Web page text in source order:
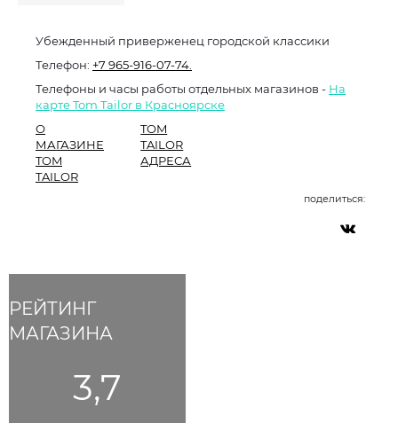
РЕЙТИНГ
МАГАЗИНА
3,7
Убежденный приверженец городской классики
Телефон: +7 965-916-07-74.
Телефоны и часы работы отдельных магазинов - На
карте Tom Tailor в Красноярске
О
МАГАЗИНЕ
TOM
TAILOR
TOM
TAILOR
АДРЕСА
поделиться: